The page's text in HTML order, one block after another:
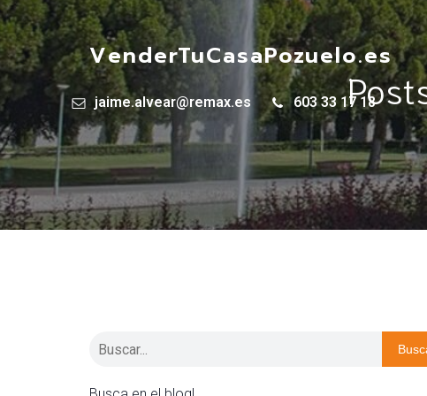
VenderTuCasaPozuelo.es
jaime.alvear@remax.es 603 33 17 18